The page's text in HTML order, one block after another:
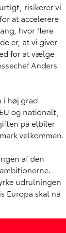
risikerer vi
at accelerere
hvor flere
er, at vi giver
for at vælge
Anders
i høj grad
og nationalt,
på elbiler
velkommen.
af den
udrulningen
Europa skal nå